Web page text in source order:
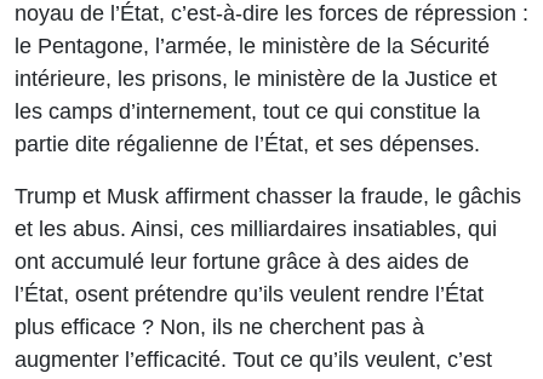
noyau de l’État, c’est-à-dire les forces de répression :
le Pentagone, l’armée, le ministère de la Sécurité
intérieure, les prisons, le ministère de la Justice et
les camps d’internement, tout ce qui constitue la
partie dite régalienne de l’État, et ses dépenses.
Trump et Musk affirment chasser la fraude, le gâchis
et les abus. Ainsi, ces milliardaires insatiables, qui
ont accumulé leur fortune grâce à des aides de
l’État, osent prétendre qu’ils veulent rendre l’État
plus efficace ? Non, ils ne cherchent pas à
augmenter l’efficacité. Tout ce qu’ils veulent, c’est